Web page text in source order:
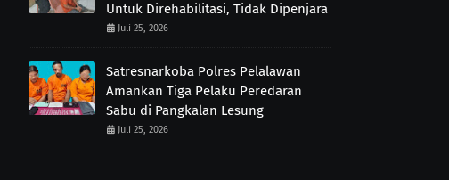
Untuk Direhabilitasi, Tidak Dipenjara
Juli 25, 2026
Satresnarkoba Polres Pelalawan
Amankan Tiga Pelaku Peredaran
Sabu di Pangkalan Lesung
Juli 25, 2026